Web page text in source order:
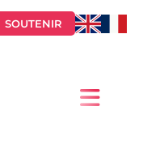
SOUTENIR